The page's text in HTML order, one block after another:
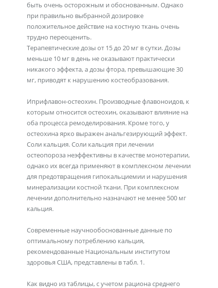
быть очень осторожным и обоснованным. Однако
при правильно выбранной дозировке
положительное действие на костную ткань очень
трудно переоценить.
Терапевтические дозы от 15 до 20 мг в сутки. Дозы
меньше 10 мг в день не оказывают практически
никакого эффекта, а дозы фтора, превышающие 30
мг, приводят к нарушению костеобразования.
Иприфлавон-остеохин. Производные флавоноидов, к
которым относится остеохин, оказывают влияние на
оба процесса ремоделирования. Кроме того, у
остеохина ярко выражен анальгезирующий эффект.
Соли кальция. Соли кальция при лечении
остеопороза неэффективны в качестве монотерапии,
однако их всегда применяют в комплексном лечении
для предотвращения гипокальциемии и нарушения
минерализации костной ткани. При комплексном
лечении дополнительно назначают не менее 500 мг
кальция.
Современные научнообоснованные данные по
оптимальному потреблению кальция,
рекомендованные Национальным институтом
здоровья США, представлены в табл. 1.
Как видно из таблицы, с учетом рациона среднего